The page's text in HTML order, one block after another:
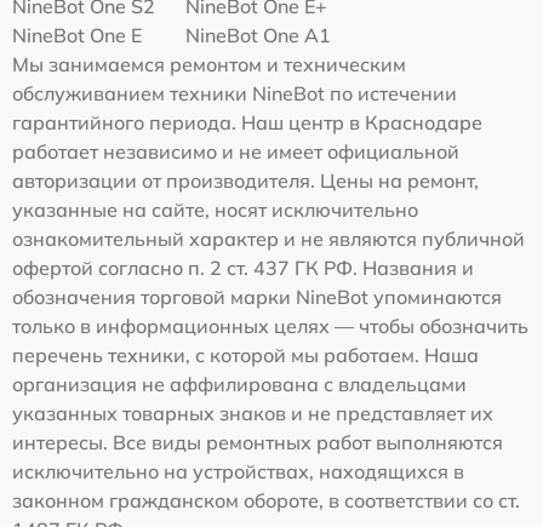
NineBot One S2
NineBot One E+
NineBot One E
NineBot One A1
Мы занимаемся ремонтом и техническим
обслуживанием техники NineBot по истечении
гарантийного периода. Наш центр в Краснодаре
работает независимо и не имеет официальной
авторизации от производителя. Цены на ремонт,
указанные на сайте, носят исключительно
ознакомительный характер и не являются публичной
офертой согласно п. 2 ст. 437 ГК РФ. Названия и
обозначения торговой марки NineBot упоминаются
только в информационных целях — чтобы обозначить
перечень техники, с которой мы работаем. Наша
организация не аффилирована с владельцами
указанных товарных знаков и не представляет их
интересы. Все виды ремонтных работ выполняются
исключительно на устройствах, находящихся в
законном гражданском обороте, в соответствии со ст.